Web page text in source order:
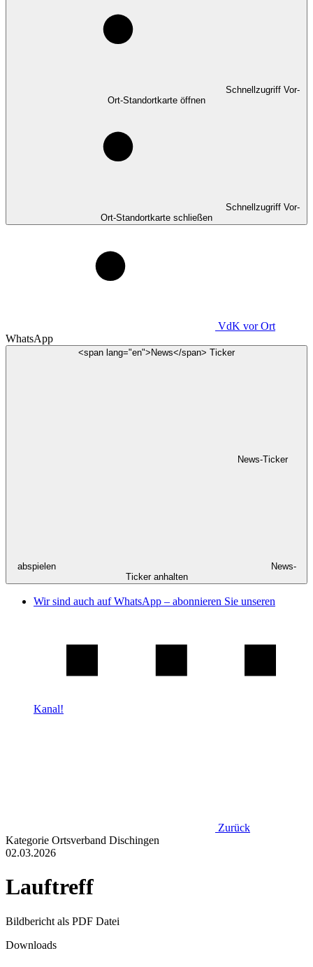
Schnellzugriff Vor-
Ort-Standortkarte öffnen
Schnellzugriff Vor-
Ort-Standortkarte schließen
VdK vor Ort
WhatsApp
<span lang="en">News</span> Ticker
News-Ticker
abspielen
News-
Ticker anhalten
Wir sind auch auf WhatsApp – abonnieren Sie unseren
Kanal!
Zurück
Kategorie Ortsverband Dischingen
02.03.2026
Lauftreff
Bildbericht als PDF Datei
Downloads